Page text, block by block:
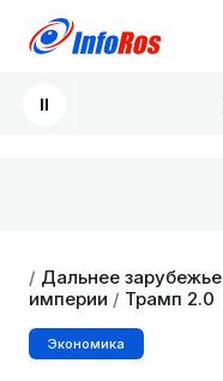
/ Дальнее зарубежье
империи / Трамп 2.0
Экономика